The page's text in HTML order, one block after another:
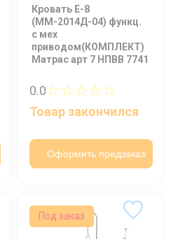
Кровать E-8
(ММ-2014Д-04) функц.
c мех
приводом(КОМПЛЕКТ)
Матрас арт 7 НПВВ 7741
0.0☆☆☆☆☆
Товар закончился
Оформить предзаказ
Под заказ